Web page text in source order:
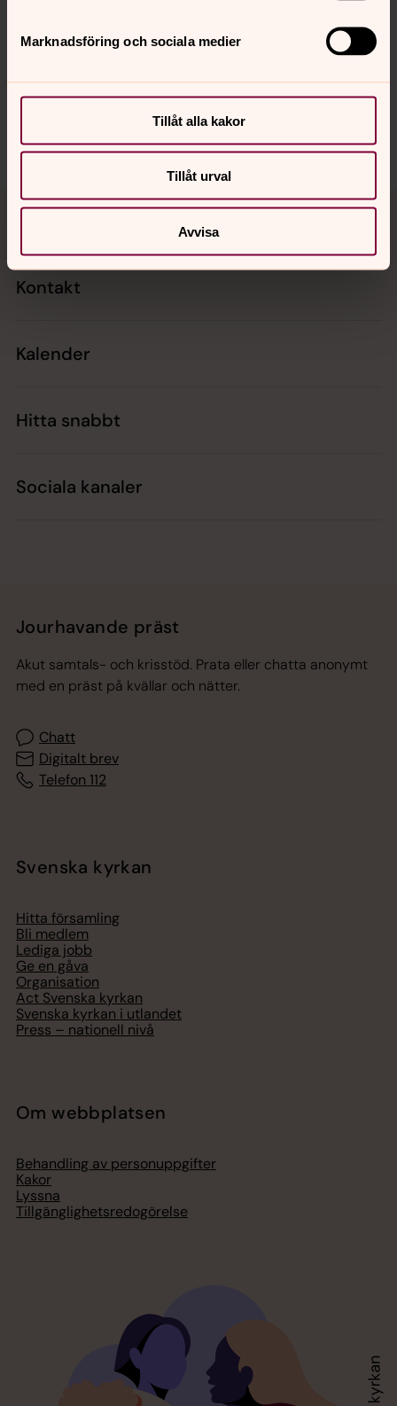
Marknadsföring och sociala medier
Tillåt alla kakor
Tillåt urval
Avvisa
innehåll?
solna.forsamling@svenskakyrkan.se
Tillbaka till toppen
Tillbaka till innehållet
Kontakt
Kalender
Hitta snabbt
Sociala kanaler
Jourhavande präst
Akut samtals- och krisstöd. Prata eller chatta anonymt
med en präst på kvällar och nätter.
Chatt
Digitalt brev
Telefon 112
Svenska kyrkan
Hitta församling
Bli medlem
Lediga jobb
Ge en gåva
Organisation
Act Svenska kyrkan
Svenska kyrkan i utlandet
Press – nationell nivå
Om webbplatsen
Behandling av personuppgifter
Kakor
Lyssna
Tillgänglighetsredogörelse